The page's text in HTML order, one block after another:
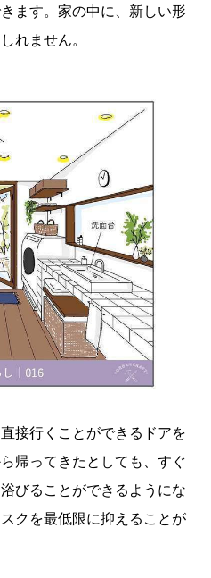
ます。家の中に、新しい形
れません。
接行くことができるドアを
帰ってきたとしても、すぐ
びることができるようにな
クを最低限に抑えることが